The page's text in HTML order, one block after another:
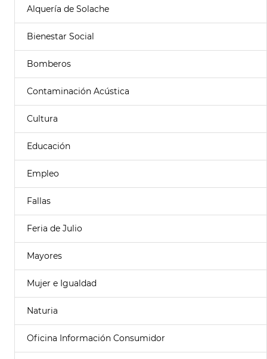
Alquería de Solache
Bienestar Social
Bomberos
Contaminación Acústica
Cultura
Educación
Empleo
Fallas
Feria de Julio
Mayores
Mujer e Igualdad
Naturia
Oficina Información Consumidor